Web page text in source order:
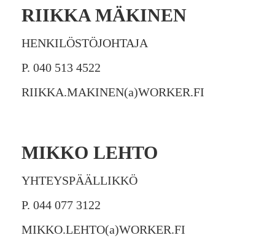
RIIKKA MÄKINEN
HENKILÖSTÖJOHTAJA
P. 040 513 4522
RIIKKA.MAKINEN(a)WORKER.FI
MIKKO LEHTO
YHTEYSPÄÄLLIKKÖ
P. 044 077 3122
MIKKO.LEHTO(a)WORKER.FI